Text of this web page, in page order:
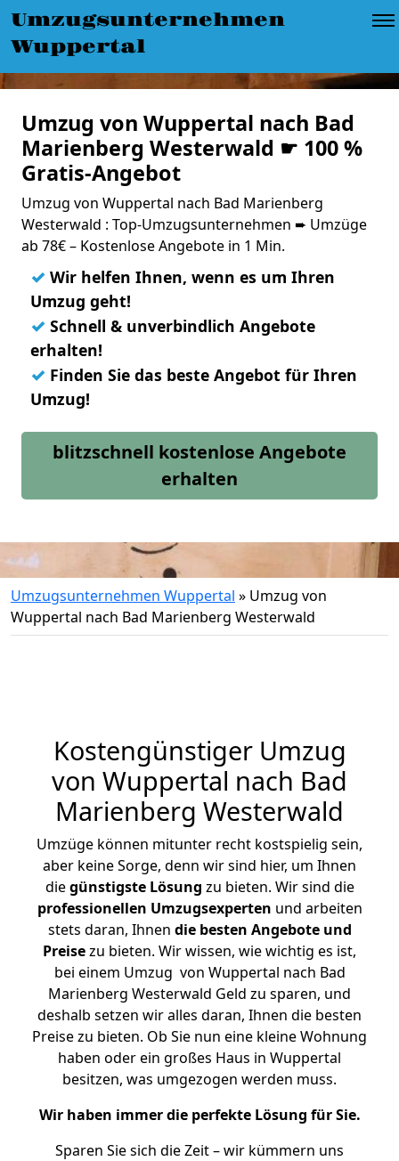
Umzugsunternehmen
Wuppertal
Umzug von Wuppertal nach Bad
Marienberg Westerwald ☛ 100 %
Gratis-Angebot
Umzug von Wuppertal nach Bad Marienberg
Westerwald : Top-Umzugsunternehmen ➨ Umzüge
ab 78€ – Kostenlose Angebote in 1 Min.
✓ Wir helfen Ihnen, wenn es um Ihren
Umzug geht!
✓ Schnell & unverbindlich Angebote
erhalten!
✓ Finden Sie das beste Angebot für Ihren
Umzug!
blitzschnell kostenlose Angebote
erhalten
Umzugsunternehmen Wuppertal » Umzug von
Wuppertal nach Bad Marienberg Westerwald
Kostengünstiger Umzug
von Wuppertal nach Bad
Marienberg Westerwald
Umzüge können mitunter recht kostspielig sein,
aber keine Sorge, denn wir sind hier, um Ihnen
diegünstigste Lösung zu bieten. Wir sind die
professionellen Umzugsexperten und arbeiten
stets daran, Ihnen die besten Angebote und
Preisezu bieten. Wir wissen, wie wichtig es ist,
bei einem Umzug von Wuppertal nach Bad
Marienberg Westerwald Geld zu sparen, und
deshalb setzen wir alles daran, Ihnen die besten
Preise zu bieten. Ob Sie nun eine kleine Wohnung
haben oder ein großes Haus in Wuppertal
besitzen, was umgezogen werden muss.
Wir haben immer die perfekte Lösung für Sie.
Sparen Sie sich die Zeit – wir kümmern uns